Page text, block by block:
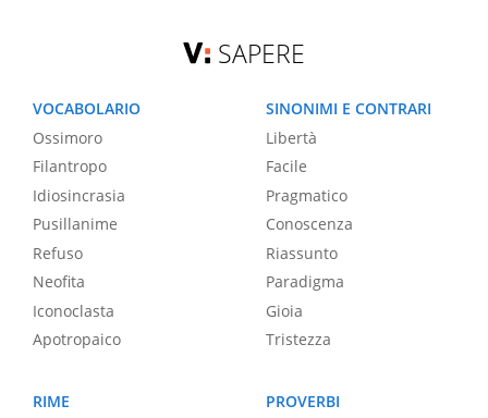
SAPERE
VOCABOLARIO
Ossimoro
Filantropo
Idiosincrasia
Pusillanime
Refuso
Neofita
Iconoclasta
Apotropaico
SINONIMI E CONTRARI
Libertà
Facile
Pragmatico
Conoscenza
Riassunto
Paradigma
Gioia
Tristezza
RIME
PROVERBI